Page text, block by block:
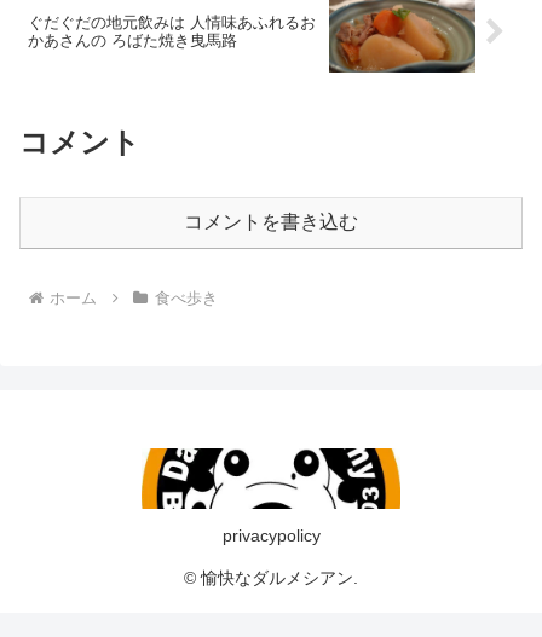
ぐだぐだの地元飲みは 人情味あふれるお
かあさんの ろばた焼き曳馬路
コメント
コメントを書き込む
ホーム 食べ歩き
privacypolicy
© 愉快なダルメシアン.